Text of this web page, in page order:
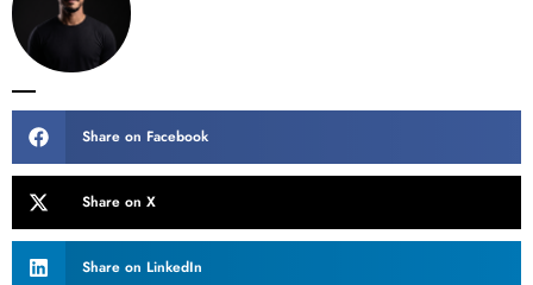
Share on Facebook
Share on X
Share on LinkedIn